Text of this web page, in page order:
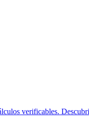
verificables.